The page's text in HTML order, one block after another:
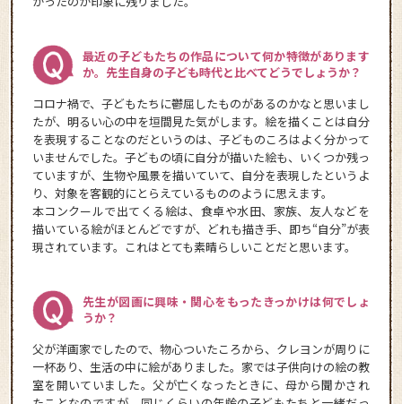
最近の子どもたちの作品について何か特徴があります
か。先生自身の子ども時代と比べてどうでしょうか？
コロナ禍で、子どもたちに鬱屈したものがあるのかなと思いまし
たが、明るい心の中を垣間見た気がします。絵を描くことは自分
を表現することなのだというのは、子どものころはよく分かって
いませんでした。子どもの頃に自分が描いた絵も、いくつか残っ
ていますが、生物や風景を描いていて、自分を表現したというよ
り、対象を客観的にとらえているもののように思えます。
本コンクールで出てくる絵は、食卓や水田、家族、友人などを
描いている絵がほとんどですが、どれも描き手、即ち“自分”が表
現されています。これはとても素晴らしいことだと思います。
先生が図画に興味・関心をもったきっかけは何でしょ
うか？
父が洋画家でしたので、物心ついたころから、クレヨンが周りに
一杯あり、生活の中に絵がありました。家では子供向けの絵の教
室を開いていました。父が亡くなったときに、母から聞かされ